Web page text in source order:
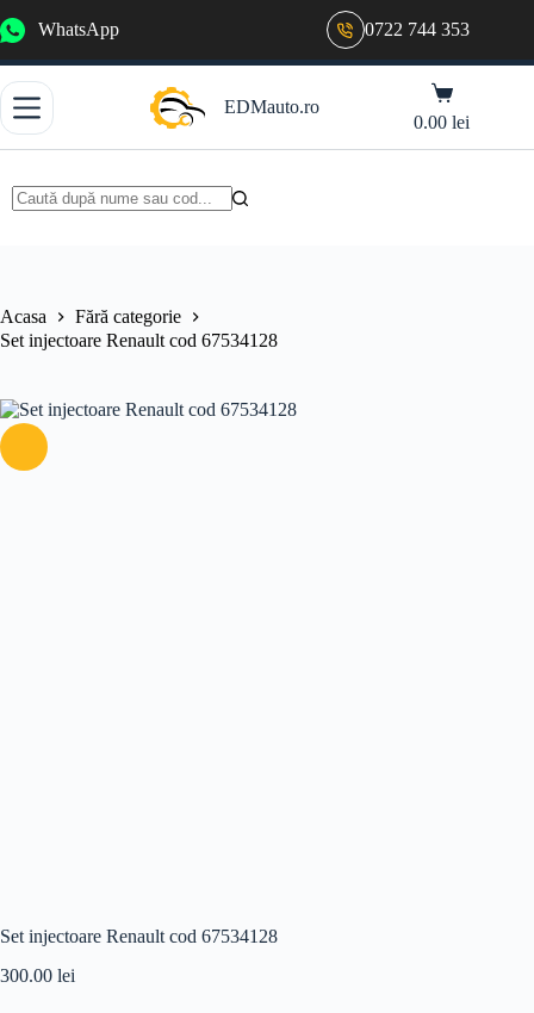
la
WhatsApp 0722 744 353
EDMauto.ro
Coș
de
cumpărături
0.00lei
Acasa
Fără categorie
Set injectoare Renault cod 67534128
Set injectoare Renault cod 67534128
300.00 lei